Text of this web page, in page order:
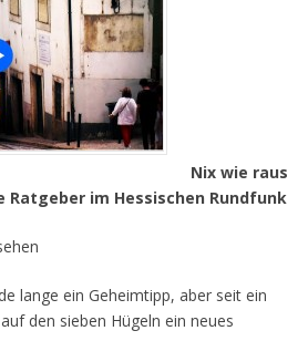
Nix wie raus
Ratgeber im Hessischen Rundfunk
lange ein Geheimtipp, aber seit ein
den sieben Hügeln ein neues